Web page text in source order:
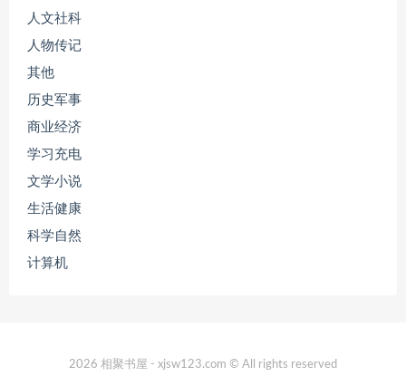
人文社科
人物传记
其他
历史军事
商业经济
学习充电
文学小说
生活健康
科学自然
计算机
2026 相聚书屋 - xjsw123.com © All rights reserved